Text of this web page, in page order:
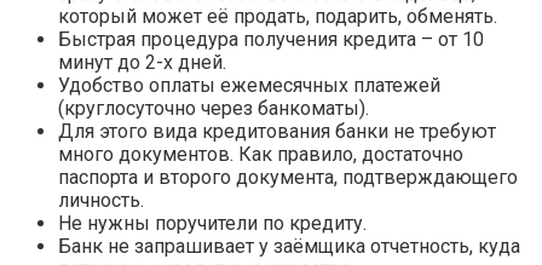
который может её продать, подарить, обменять.
Быстрая процедура получения кредита – от 10
минут до 2-х дней.
Удобство оплаты ежемесячных платежей
(круглосуточно через банкоматы).
Для этого вида кредитования банки не требуют
много документов. Как правило, достаточно
паспорта и второго документа, подтверждающего
личность.
Не нужны поручители по кредиту.
Банк не запрашивает у заёмщика отчетность, куда